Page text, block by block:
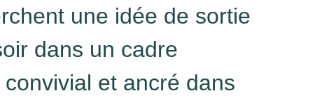
une idée de sortie
dans un cadre
et ancré dans